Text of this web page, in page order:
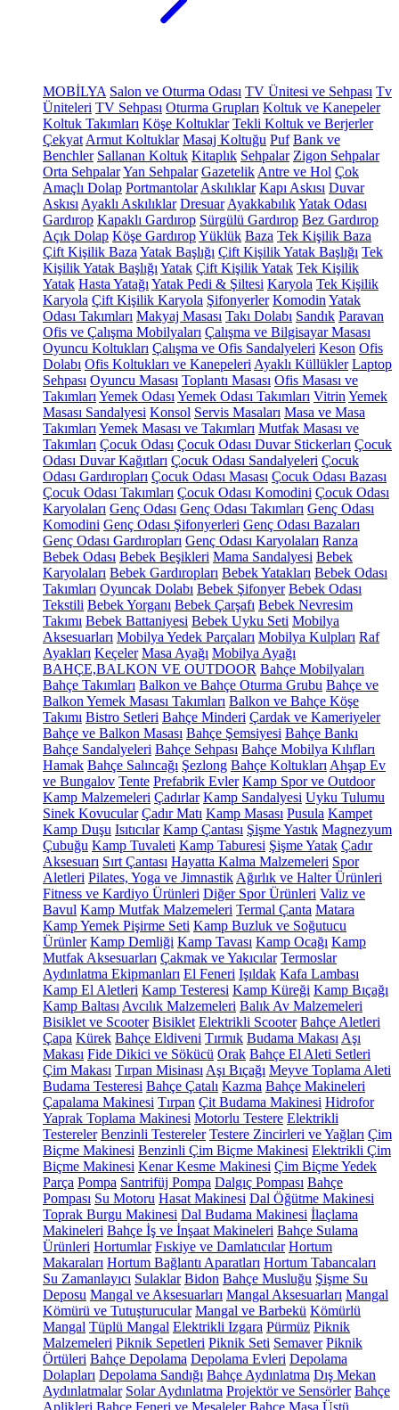
MOBİLYA Salon ve Oturma Odası TV Ünitesi ve Sehpası Tv
Üniteleri TV Sehpası Oturma Grupları Koltuk ve Kanepeler
Koltuk Takımları Köşe Koltuklar Tekli Koltuk ve Berjerler
Çekyat Armut Koltuklar Masaj Koltuğu Puf Bank ve
Benchler Sallanan Koltuk Kitaplık Sehpalar Zigon Sehpalar
Orta SehpalarYan Sehpalar Gazetelik Antre ve Hol Çok
Amaçlı Dolap Portmantolar Askılıklar Kapı Askısı Duvar
Askısı Ayaklı Askılıklar Dresuar AyakkabılıkYatak Odası
Gardırop Kapaklı Gardırop Sürgülü Gardırop Bez Gardırop
Açık Dolap Köşe GardıropYüklük Baza Tek Kişilik Baza
Çift Kişilik Baza Yatak Başlığı Çift Kişilik Yatak Başlığı Tek
Kişilik Yatak Başlığı Yatak Çift Kişilik Yatak Tek Kişilik
Yatak Hasta Yatağı Yatak Pedi & Şiltesi Karyola Tek Kişilik
Karyola Çift Kişilik Karyola Şifonyerler Komodin Yatak
Odası Takımları Makyaj Masası Takı Dolabı Sandık Paravan
Ofis ve Çalışma Mobilyaları Çalışma ve Bilgisayar Masası
Oyuncu Koltukları Çalışma ve Ofis Sandalyeleri Keson Ofis
Dolabı Ofis Koltukları ve Kanepeleri Ayaklı Küllükler Laptop
Sehpası Oyuncu Masası Toplantı Masası Ofis Masası ve
Takımları Yemek Odası Yemek Odası Takımları Vitrin Yemek
Masası Sandalyesi Konsol Servis Masaları Masa ve Masa
Takımları Yemek Masası ve Takımları Mutfak Masası ve
Takımları Çocuk Odası Çocuk Odası Duvar Stickerları Çocuk
Odası Duvar Kağıtları Çocuk Odası Sandalyeleri Çocuk
Odası Gardıropları Çocuk Odası Masası Çocuk Odası Bazası
Çocuk Odası Takımları Çocuk Odası Komodini Çocuk Odası
Karyolaları Genç Odası Genç Odası Takımları Genç Odası
Komodini Genç Odası Şifonyerleri Genç Odası Bazaları
Genç Odası Gardıropları Genç Odası Karyolaları Ranza
Bebek Odası Bebek Beşikleri Mama Sandalyesi Bebek
Karyolaları Bebek Gardıropları Bebek Yatakları Bebek Odası
Takımları Oyuncak Dolabı Bebek Şifonyer Bebek Odası
Tekstili Bebek Yorganı Bebek Çarşafı Bebek Nevresim
Takımı Bebek Battaniyesi Bebek Uyku Seti Mobilya
Aksesuarları Mobilya Yedek Parçaları Mobilya Kulpları Raf
Ayakları Keçeler Masa Ayağı Mobilya Ayağı
BAHÇE,BALKON VE OUTDOOR Bahçe Mobilyaları
Bahçe Takımları Balkon ve Bahçe Oturma Grubu Bahçe ve
Balkon Yemek Masası Takımları Balkon ve Bahçe Köşe
Takımı Bistro Setleri Bahçe Minderi Çardak ve Kameriyeler
Bahçe ve Balkon Masası Bahçe Şemsiyesi Bahçe Bankı
Bahçe Sandalyeleri Bahçe Sehpası Bahçe Mobilya Kılıfları
Hamak Bahçe Salıncağı Şezlong Bahçe Koltukları Ahşap Ev
ve Bungalov Tente Prefabrik Evler Kamp Spor ve Outdoor
Kamp Malzemeleri Çadırlar Kamp Sandalyesi Uyku Tulumu
Sinek Kovucular Çadır Matı Kamp Masası Pusula Kampet
Kamp Duşu Isıtıcılar Kamp Çantası Şişme Yastık Magnezyum
Çubuğu Kamp Tuvaleti Kamp Taburesi Şişme Yatak Çadır
Aksesuarı Sırt Çantası Hayatta Kalma Malzemeleri Spor
Aletleri Pilates, Yoga ve Jimnastik Ağırlık ve Halter Ürünleri
Fitness ve Kardiyo Ürünleri Diğer Spor Ürünleri Valiz ve
Bavul Kamp Mutfak Malzemeleri Termal Çanta Matara
Kamp Yemek Pişirme Seti Kamp Buzluk ve Soğutucu
Ürünler Kamp Demliği Kamp Tavası Kamp Ocağı Kamp
Mutfak Aksesuarları Çakmak ve Yakıcılar Termoslar
Aydınlatma Ekipmanları El Feneri Işıldak Kafa Lambası
Kamp El Aletleri Kamp Testeresi Kamp Küreği Kamp Bıçağı
Kamp Baltası Avcılık Malzemeleri Balık Av Malzemeleri
Bisiklet ve Scooter Bisiklet Elektrikli Scooter Bahçe Aletleri
Çapa Kürek Bahçe Eldiveni Tırmık Budama Makası Aşı
Makası Fide Dikici ve Sökücü Orak Bahçe El Aleti Setleri
Çim Makası Tırpan Misinası Aşı Bıçağı Meyve Toplama Aleti
Budama Testeresi Bahçe Çatalı Kazma Bahçe Makineleri
Çapalama Makinesi Tırpan Çit Budama Makinesi Hidrofor
Yaprak Toplama Makinesi Motorlu Testere Elektrikli
Testereler Benzinli Testereler Testere Zincirleri ve Yağları Çim
Biçme Makinesi Benzinli Çim Biçme Makinesi Elektrikli Çim
Biçme Makinesi Kenar Kesme Makinesi Çim Biçme Yedek
Parça Pompa Santrifüj Pompa Dalgıç Pompası Bahçe
Pompası Su Motoru Hasat Makinesi Dal Öğütme Makinesi
Toprak Burgu Makinesi Dal Budama Makinesi İlaçlama
Makineleri Bahçe İş ve İnşaat Makineleri Bahçe Sulama
Ürünleri Hortumlar Fıskiye ve Damlatıcılar Hortum
Makaraları Hortum Bağlantı Aparatları Hortum Tabancaları
Su Zamanlayıcı Sulaklar Bidon Bahçe Musluğu Şişme Su
Deposu Mangal ve Aksesuarları Mangal Aksesuarları Mangal
Kömürü ve Tutuşturucular Mangal ve Barbekü Kömürlü
Mangal Tüplü Mangal Elektrikli Izgara Pürmüz Piknik
Malzemeleri Piknik Sepetleri Piknik Seti Semaver Piknik
Örtüleri Bahçe Depolama Depolama Evleri Depolama
Dolapları Depolama Sandığı Bahçe Aydınlatma Dış Mekan
Aydınlatmalar Solar Aydınlatma Projektör ve Sensörler Bahçe
Aplikleri Bahçe Feneri ve Meşaleler Bahçe Masa Üstü